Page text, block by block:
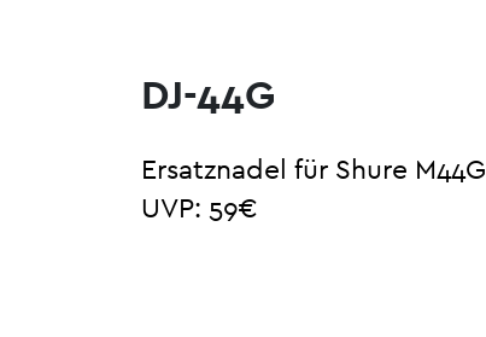
DJ-44G
Ersatznadel für Shure M44G
UVP: 59€